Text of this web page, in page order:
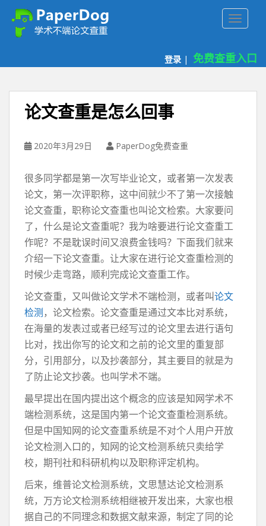
登录 | 免费查重入口
论文查重是怎么回事
2020年3月29日 PaperDog免费查重
很多同学都是第一次写毕业论文，或者第一次发表
论文，第一次评职称，这中间就少不了第一次接触
论文查重，职称论文查重也叫论文检索。大家要问
了，什么是论文查重呢？我为啥要进行论文查重工
作呢？不是耽误时间又浪费金钱吗？下面我们就来
介绍一下论文查重。让大家在进行论文查重检测的
时候少走弯路，顺利完成论文查重工作。
论文查重，又叫做论文学术不端检测，或者叫论文
检测，论文检索。论文查重是通过文本比对系统，
在海量的发表过或者已经写过的论文里去进行语句
比对，找出你写的论文和之前的论文里的重复部
分，引用部分，以及抄袭部分，其主要目的就是为
了防止论文抄袭。也叫学术不端。
最早提出在国内提出这个概念的应该是知网学术不
端检测系统，这是国内第一个论文查重检测系统。
但是中国知网的论文查重系统是不对个人用户开放
论文检测入口的，知网的论文检测系统只卖给学
校，期刊社和科研机构以及职称评定机构。
后来，维普论文检测系统，文思慧达论文检测系
统，万方论文检测系统相继被开发出来，大家也根
据自己的不同理念和数据文献来源，制定了同的论